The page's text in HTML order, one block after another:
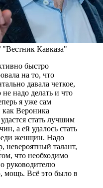
Кавказа"
быстро
на то, что
давала четкое,
надо делать и что
я уже сам
Вероника
стать лучшим
а ей удалось стать
женщин. Надо
невероятный талант,
что необходимо
руководителю
мощь. Всё это было в